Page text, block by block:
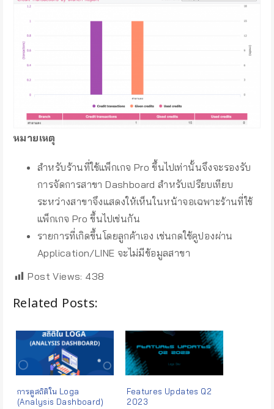
หมายเหตุ
สำหรับร้านที่ใช้แพ็กเกจ Pro ขึ้นไปเท่านั้นจึงจะรองรับ
การจัดการสาขา Dashboard สำหรับเปรียบเทียบ
ระหว่างสาขาจึงแสดงให้เห็นในหน้าจอเฉพาะร้านที่ใช้
แพ็กเกจ Pro ขึ้นไปเช่นกัน
รายการที่เกิดขึ้นโดยลูกค้าเอง เช่นกดใช้คูปองผ่าน
Application/LINE จะไม่มีข้อมูลสาขา
Post Views: 438
Related Posts:
การดูสถิติใน Loga
(Analysis Dashboard)
Features Updates Q2
2023